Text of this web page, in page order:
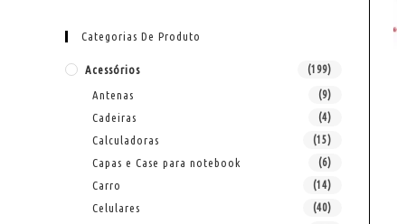
Categorias De Produto
Acessórios (199)
Antenas (9)
Cadeiras (4)
Calculadoras (15)
Capas e Case para notebook (6)
Carro (14)
Celulares (40)